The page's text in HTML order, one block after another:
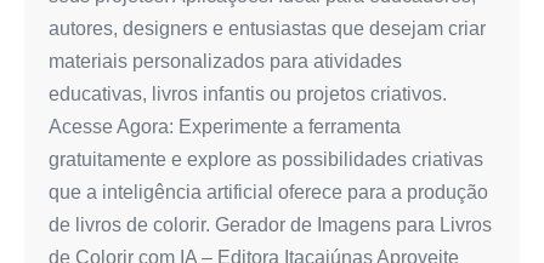
autores, designers e entusiastas que desejam criar
materiais personalizados para atividades
educativas, livros infantis ou projetos criativos.
Acesse Agora: Experimente a ferramenta
gratuitamente e explore as possibilidades criativas
que a inteligência artificial oferece para a produção
de livros de colorir. Gerador de Imagens para Livros
de Colorir com IA – Editora Itacaiúnas Aproveite